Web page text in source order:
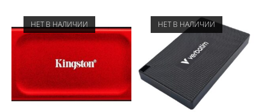
НЕТ В НАЛИЧИИ НЕТ В НАЛИЧИИ